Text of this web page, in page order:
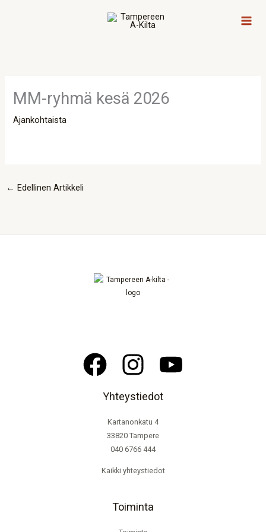
MM-ryhmä kesä 2026
Ajankohtaista
← Edellinen Artikkeli
Yhteystiedot
Kartanonkatu 4
33820 Tampere
040 6766 444
Kaikki yhteystiedot
Toiminta